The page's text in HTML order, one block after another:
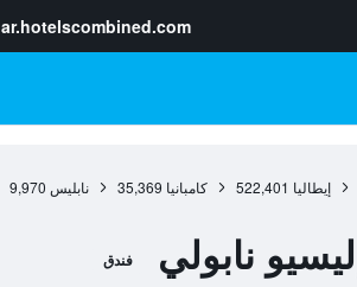
ar.hotelscombined.com
إيطاليا 522,401 كامبانيا 35,369 نابليس 9,970
نابولي فندق